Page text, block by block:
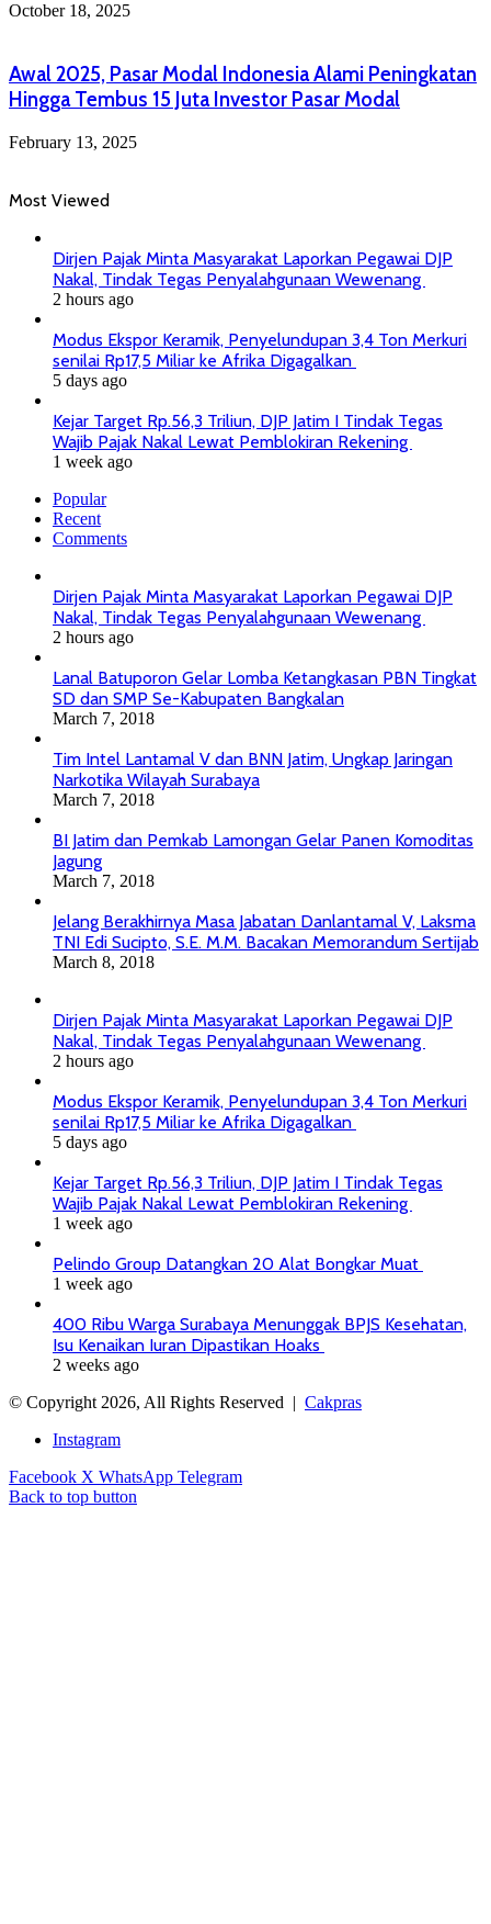
October 18, 2025
Awal 2025, Pasar Modal Indonesia Alami Peningkatan
Hingga Tembus 15 Juta Investor Pasar Modal
February 13, 2025
Most Viewed
Dirjen Pajak Minta Masyarakat Laporkan Pegawai DJP
Nakal, Tindak Tegas Penyalahgunaan Wewenang
2 hours ago
Modus Ekspor Keramik, Penyelundupan 3,4 Ton Merkuri
senilai Rp17,5 Miliar ke Afrika Digagalkan
5 days ago
Kejar Target Rp.56,3 Triliun, DJP Jatim I Tindak Tegas
Wajib Pajak Nakal Lewat Pemblokiran Rekening
1 week ago
Popular
Recent
Comments
Dirjen Pajak Minta Masyarakat Laporkan Pegawai DJP
Nakal, Tindak Tegas Penyalahgunaan Wewenang
2 hours ago
Lanal Batuporon Gelar Lomba Ketangkasan PBN Tingkat
SD dan SMP Se-Kabupaten Bangkalan
March 7, 2018
Tim Intel Lantamal V dan BNN Jatim, Ungkap Jaringan
Narkotika Wilayah Surabaya
March 7, 2018
BI Jatim dan Pemkab Lamongan Gelar Panen Komoditas
Jagung
March 7, 2018
Jelang Berakhirnya Masa Jabatan Danlantamal V, Laksma
TNI Edi Sucipto, S.E. M.M. Bacakan Memorandum Sertijab
March 8, 2018
Dirjen Pajak Minta Masyarakat Laporkan Pegawai DJP
Nakal, Tindak Tegas Penyalahgunaan Wewenang
2 hours ago
Modus Ekspor Keramik, Penyelundupan 3,4 Ton Merkuri
senilai Rp17,5 Miliar ke Afrika Digagalkan
5 days ago
Kejar Target Rp.56,3 Triliun, DJP Jatim I Tindak Tegas
Wajib Pajak Nakal Lewat Pemblokiran Rekening
1 week ago
Pelindo Group Datangkan 20 Alat Bongkar Muat
1 week ago
400 Ribu Warga Surabaya Menunggak BPJS Kesehatan,
Isu Kenaikan Iuran Dipastikan Hoaks
2 weeks ago
© Copyright 2026, All Rights Reserved | Cakpras
Instagram
Facebook X WhatsApp Telegram
Back to top button